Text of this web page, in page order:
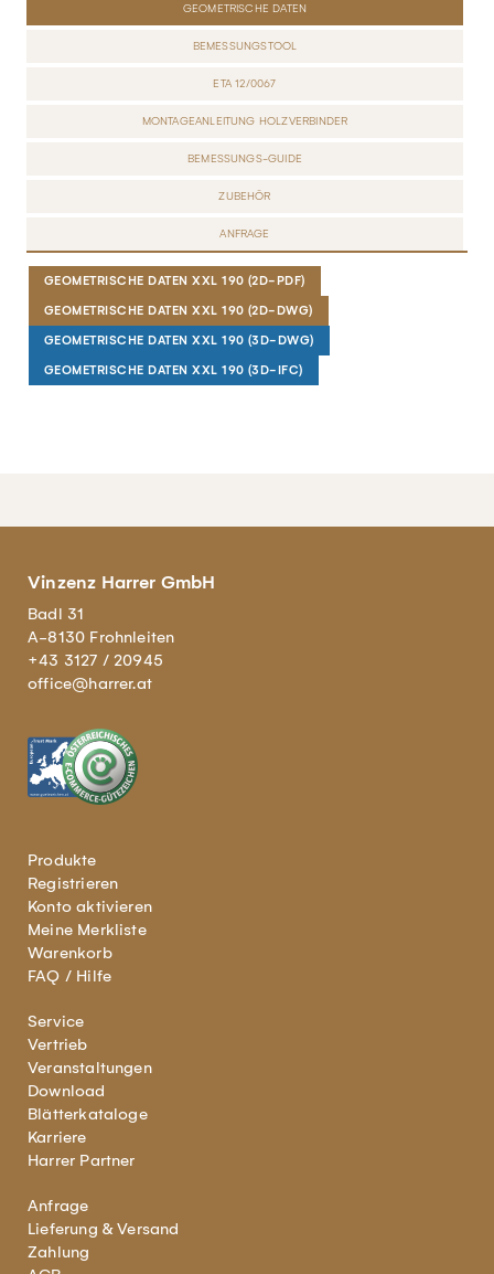
GEOMETRISCHE DATEN
BEMESSUNGSTOOL
ETA 12/0067
MONTAGEANLEITUNG HOLZVERBINDER
BEMESSUNGS-GUIDE
ZUBEHÖR
ANFRAGE
GEOMETRISCHE DATEN XXL 190 (2D-PDF)
GEOMETRISCHE DATEN XXL 190 (2D-DWG)
GEOMETRISCHE DATEN XXL 190 (3D-DWG)
GEOMETRISCHE DATEN XXL 190 (3D-IFC)
Vinzenz Harrer GmbH
Badl 31
A-8130 Frohnleiten
+43 3127 / 20945
office@harrer.at
Produkte
Registrieren
Konto aktivieren
Meine Merkliste
Warenkorb
FAQ / Hilfe
Service
Vertrieb
Veranstaltungen
Download
Blätterkataloge
Karriere
Harrer Partner
Anfrage
Lieferung & Versand
Zahlung